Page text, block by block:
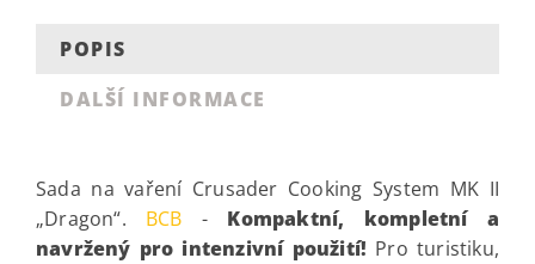
POPIS
DALŠÍ INFORMACE
Sada na vaření Crusader Cooking System MK II
„Dragon“. BCB - Kompaktní, kompletní a
navržený pro intenzivní použití! Pro turistiku,